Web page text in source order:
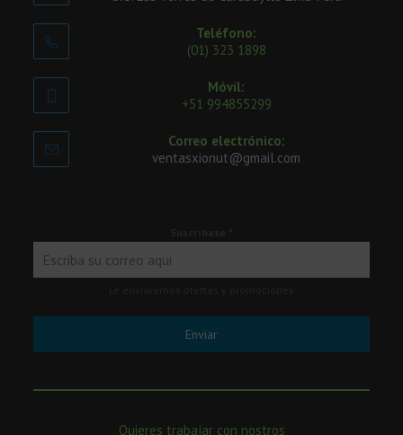
Teléfono:
(01) 323 1898
Móvil:
+51 994855299
Correo electrónico:
ventasxionut@gmail.com
Enviar
Quieres trabajar con nostros